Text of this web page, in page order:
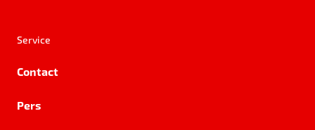
Service
Contact
Pers